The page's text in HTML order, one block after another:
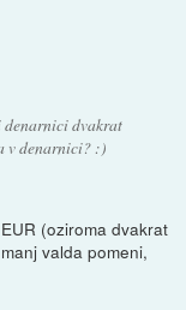
denarnici dvakrat
v denarnici? :)
(oziroma dvakrat
valda pomeni,